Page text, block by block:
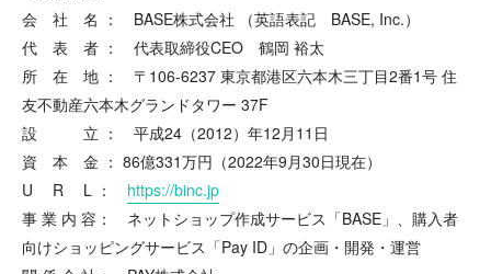
会 社 名 ： BASE株式会社 （英語表記 BASE, Inc.）
代 表 者 ： 代表取締役CEO 鶴岡 裕太
所 在 地 ： 〒106-6237 東京都港区六本木三丁目2番1号 住
友不動産六本木グランドタワー 37F
設 立 ： 平成24（2012）年12月11日
資 本 金 ： 86億331万円（2022年9月30日現在）
U R L ： https://binc.jp
事 業 内 容： ネットショップ作成サービス「BASE」、購入者
向けショッピングサービス「Pay ID」の企画・開発・運営